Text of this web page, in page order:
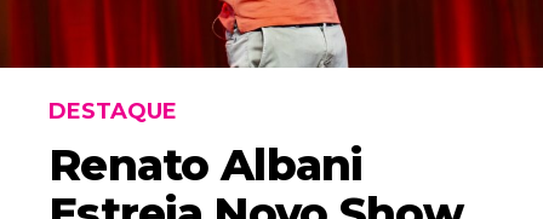
DESTAQUE
Renato Albani